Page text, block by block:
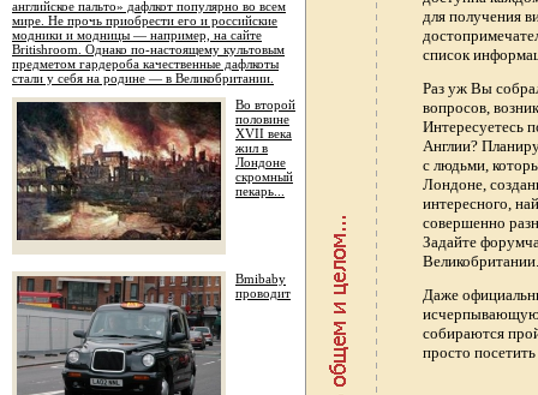
английское пальто» дафлкот популярно во всем
мире. Не прочь приобрести его и российские
модники и модницы — например, на сайте
Britishroom. Однако по-настоящему культовым
предметом гардероба качественные дафлкоты
стали у себя на родине — в Великобритании.
Во второй
половине
XVII века
жил в
Лондоне
скромный
пекарь...
Bmibaby
проводит
для получения
список
Раз уж Вы
вопросов,
Интересуетесь
Англии?
с людьми,
Лондоне,
интересного,
совершенно
Задайте
Даже
исчерпывающую
собираются
просто